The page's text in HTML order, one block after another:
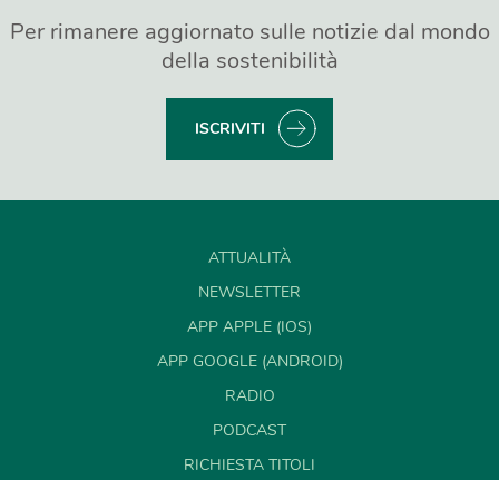
Per rimanere aggiornato sulle notizie dal mondo
della sostenibilità
ISCRIVITI
ATTUALITÀ
NEWSLETTER
APP APPLE (IOS)
APP GOOGLE (ANDROID)
RADIO
PODCAST
RICHIESTA TITOLI